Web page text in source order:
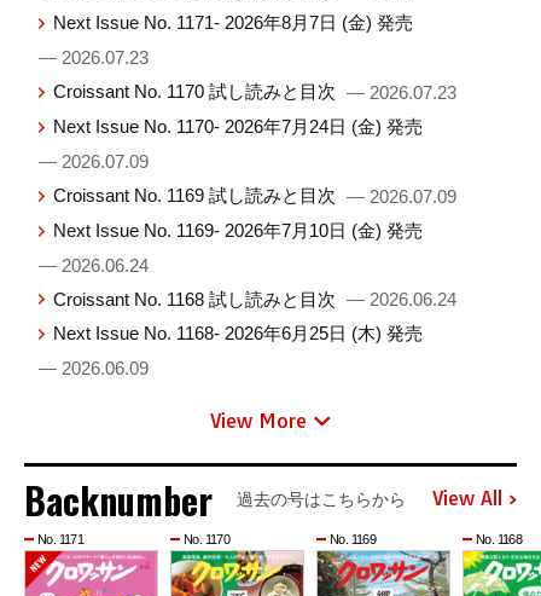
Next Issue No. 1171- 2026年8月7日 (金) 発売
— 2026.07.23
Croissant No. 1170 試し読みと目次 — 2026.07.23
Next Issue No. 1170- 2026年7月24日 (金) 発売
— 2026.07.09
Croissant No. 1169 試し読みと目次 — 2026.07.09
Next Issue No. 1169- 2026年7月10日 (金) 発売
— 2026.06.24
Croissant No. 1168 試し読みと目次 — 2026.06.24
Next Issue No. 1168- 2026年6月25日 (木) 発売
— 2026.06.09
View More
Backnumber 過去の号はこちらから View All
No. 1171 No. 1170 No. 1169 No. 1168